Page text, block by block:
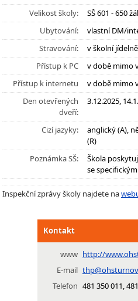
Velikost školy:
SŠ 601 - 650
Ubytování:
vlastní DM/
Stravování:
v školní jídelně
Přístup k PC
v době mimo
Přístup k internetu
v době mimo
Den otevřených
dveří:
3.12.2025,
Cizí jazyky:
anglický (A),
(R)
Poznámka SŠ:
Škola
se
Inspekční zprávy školy najdete na
Kontakt
www http://
E-mail
Telefon 481 350 011,